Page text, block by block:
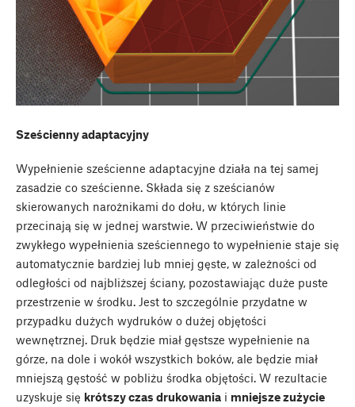
Sześcienny adaptacyjny
Wypełnienie sześcienne adaptacyjne działa na tej samej
zasadzie co sześcienne. Składa się z sześcianów
skierowanych narożnikami do dołu, w których linie
przecinają się w jednej warstwie. W przeciwieństwie do
zwykłego wypełnienia sześciennego to wypełnienie staje się
automatycznie bardziej lub mniej gęste, w zależności od
odległości od najbliższej ściany, pozostawiając duże puste
przestrzenie w środku. Jest to szczególnie przydatne w
przypadku dużych wydruków o dużej objętości
wewnętrznej. Druk będzie miał gęstsze wypełnienie na
górze, na dole i wokół wszystkich boków, ale będzie miał
mniejszą gęstość w pobliżu środka objętości. W rezultacie
uzyskuje się krótszy czas drukowania i mniejsze zużycie